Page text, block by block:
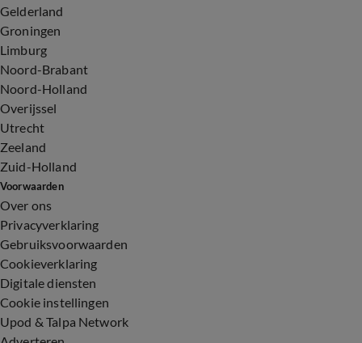
Gelderland
Groningen
Limburg
Noord-Brabant
Noord-Holland
Overijssel
Utrecht
Zeeland
Zuid-Holland
Voorwaarden
Over ons
Privacyverklaring
Gebruiksvoorwaarden
Cookieverklaring
Digitale diensten
Cookie instellingen
Upod & Talpa Network